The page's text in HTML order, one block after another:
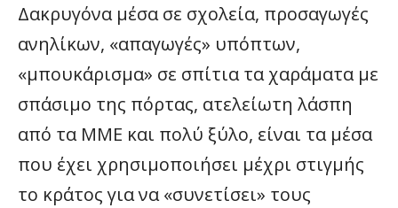
Δακρυγόνα μέσα σε σχολεία, προσαγωγές
ανηλίκων, «απαγωγές» υπόπτων,
«μπουκάρισμα» σε σπίτια τα χαράματα με
σπάσιμο της πόρτας, ατελείωτη λάσπη
από τα ΜΜΕ και πολύ ξύλο, είναι τα μέσα
που έχει χρησιμοποιήσει μέχρι στιγμής
το κράτος για να «συνετίσει» τους